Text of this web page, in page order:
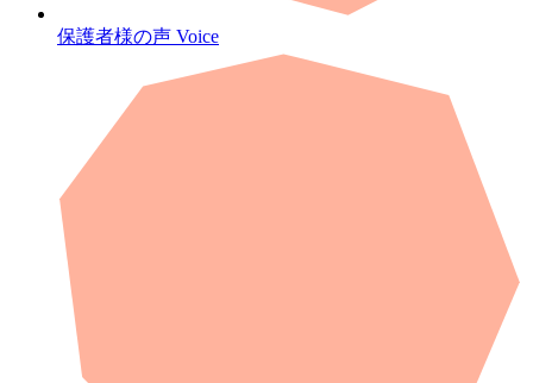
保護者様の声 Voice